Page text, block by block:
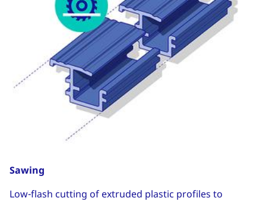
Sawing
Low-flash cutting of extruded plastic profiles to